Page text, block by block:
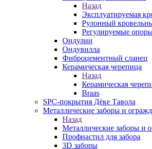
Назад
Эксплуатируемая
Рулонный
Регулируемые
Ондулин
Ондувилла
Фиброцементный сланец
Керамическая черепица
Назад
Керамическая
Braas
SPC-покрытия Дёке Тавола
Металлические заборы и
Назад
Металлические заборы и
Профнастил для забора
3D заборы